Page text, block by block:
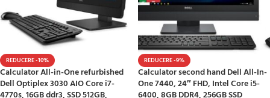
REDUCERE -10%
Calculator All-in-One refurbished
Dell Optiplex 3030 AIO Core i7-
4770s, 16GB ddr3, SSD 512GB,
REDUCERE -9%
Calculator second hand Dell All-In-
One 7440, 24″ FHD, Intel Core i5-
6400, 8GB DDR4, 256GB SSD